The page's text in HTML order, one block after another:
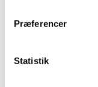
Præferencer
Statistik